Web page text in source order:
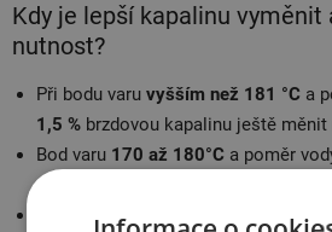
Kdy je lepší kapalinu vyměnit
nutnost?
Při bodu varu vyšším než 181 °C a
1,5 % brzdovou kapalinu ještě měnit
Bod varu 170 až 180°C a poměr
doporučeným rozmezím
Bod varu brzdové kapaliny
nižší než